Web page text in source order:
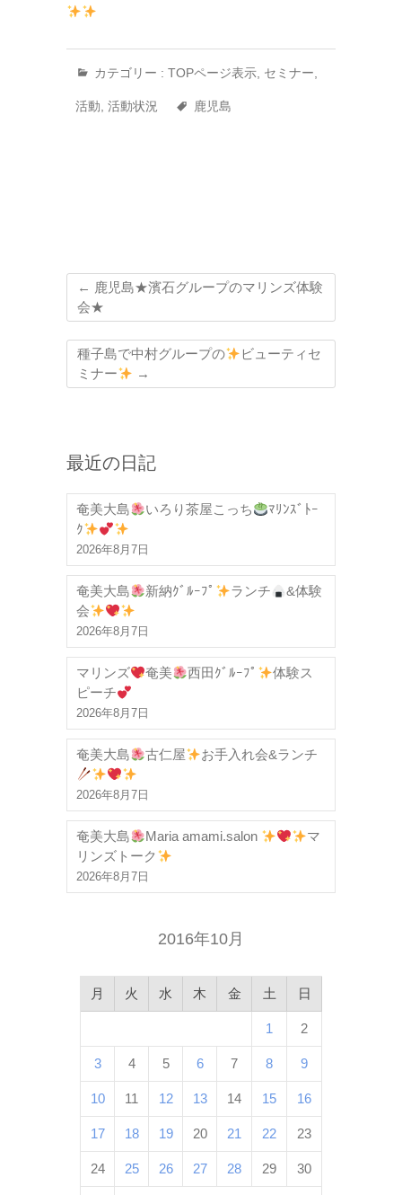
カテゴリー : TOPページ表示 セミナー
活動 活動状況 鹿児島
← 鹿児島★濱石グループのマリンズ体験
会★
種子島で中村グループの
ビューティセ
ミナー
→
最近の日記
奄美大島 いろり茶屋こっち
ﾏﾘﾝｽﾞﾄｰ
ｸ
2026年8月7日
奄美大島 新納ｸﾞﾙｰﾌﾟ ランチ
&体験
会
2026年8月7日
マリンズ 奄美 西田ｸﾞﾙｰﾌﾟ
体験ス
ピーチ
2026年8月7日
奄美大島 古仁屋 お手入れ会&ランチ
2026年8月7日
奄美大島 Maria amami.salon
マ
リンズトーク
2026年8月7日
2016年10月
月 火 水 木 金 土 日
1 2
3 4 5 6 7 8 9
10 11 12 13 14 15 16
17 18 19 20 21 22 23
24 25 26 27 28 29 30